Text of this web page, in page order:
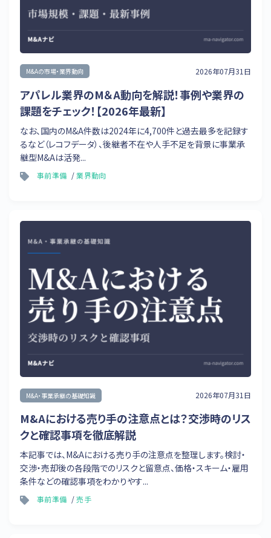
M&Aの市場・業界動向 2026年07月31日
アパレル業界のM＆A動向を解説！事例や業界の
課題をチェック！【2026年最新】
なお、国内のM&A件数は2024年に4,700件と過去最多を記録す
るなど（レコフデータ）、後継者不在や人手不足を背景に事業承
継型M&Aは活発...
事前準備 業界動向
M&A・事業承継の基礎知識 2026年07月31日
M&Aにおける売り手の注意点とは？交渉時のリス
クと確認事項を徹底解説
本記事では、M&Aにおける売り手の注意点を整理します。検討・
交渉・売却後の各段階でのリスクと留意点、価格・スキーム・雇用
条件などの確認事項をわかりやす...
事前準備 売手